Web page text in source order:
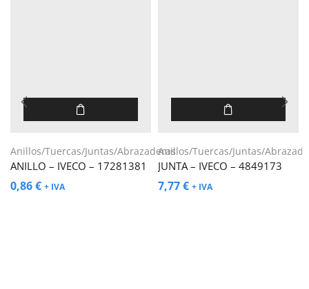
Anillos/Tuercas/Juntas/Abrazaderas
ANILLO – IVECO – 17281381
0,86€ + IVA
Anillos/Tuercas/Juntas/
JUNTA – IVECO – 4849173
7,77€ + IVA